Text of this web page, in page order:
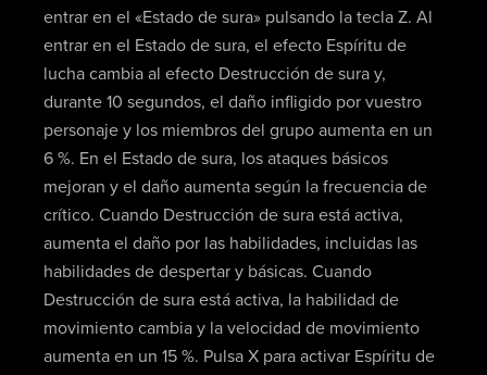
entrar en el «Estado de sura» pulsando la tecla Z. Al
entrar en el Estado de sura, el efecto Espíritu de
lucha cambia al efecto Destrucción de sura y,
durante 10 segundos, el daño infligido por vuestro
personaje y los miembros del grupo aumenta en un
6 %. En el Estado de sura, los ataques básicos
mejoran y el daño aumenta según la frecuencia de
crítico. Cuando Destrucción de sura está activa,
aumenta el daño por las habilidades, incluidas las
habilidades de despertar y básicas. Cuando
Destrucción de sura está activa, la habilidad de
movimiento cambia y la velocidad de movimiento
aumenta en un 15 %. Pulsa X para activar Espíritu de